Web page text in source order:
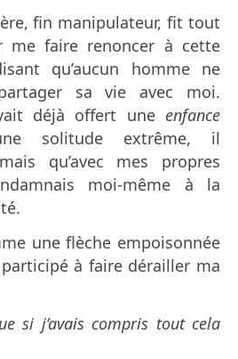
fin manipulateur, fit tout
me faire renoncer à cette
qu’aucun homme ne
sa vie avec moi.
déjà offert une enfance
solitude extrême, il
qu’avec mes propres
moi-même à la
une flèche empoisonnée
à faire dérailler ma
si j’avais compris tout cela